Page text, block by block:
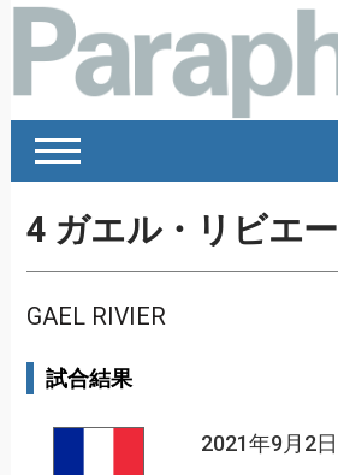
4 ガエル・リビエー
GAEL RIVIER
試合結果
2021年9月2日